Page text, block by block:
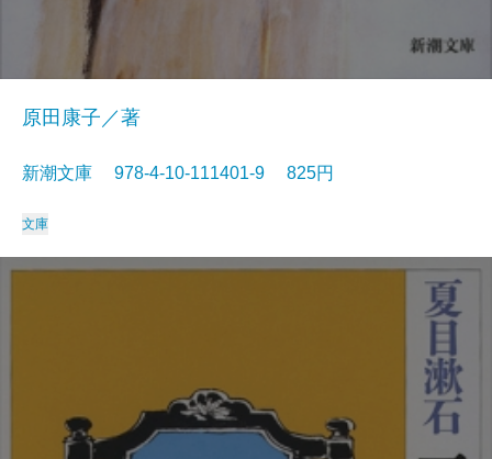
原田康子／著
新潮文庫 978-4-10-111401-9 825円
文庫